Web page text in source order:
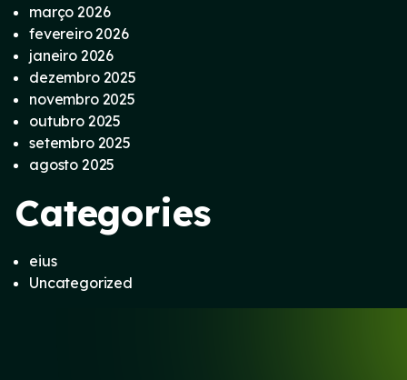
março 2026
fevereiro 2026
janeiro 2026
dezembro 2025
novembro 2025
outubro 2025
setembro 2025
agosto 2025
Categories
eius
Uncategorized